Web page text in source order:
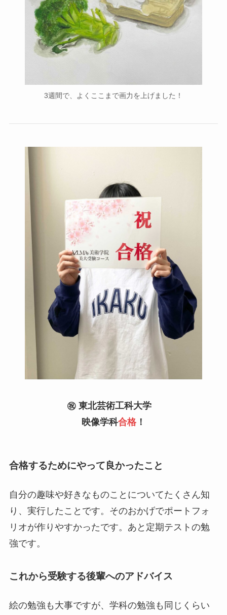
3週間で、よくここまで画力を上げました！
㊗️ 東北芸術工科大学
映像学科合格！
合格するためにやって良かったこと
自分の趣味や好きなものことについてたくさん知
り、実行したことです。そのおかげでポートフォ
リオが作りやすかったです。あと定期テストの勉
強です。
これから受験する後輩へのアドバイス
絵の勉強も大事ですが、学科の勉強も同じくらい